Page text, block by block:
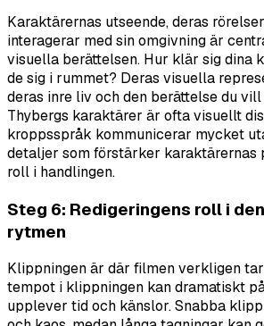
Karaktärernas utseende, deras
interagerar med sin omgivning är
visuella berättelsen. Hur klär sig dina
de sig i rummet? Deras visuella
deras inre liv och den berättelse du
Thybergs karaktärer är ofta visuellt
kroppsspråk kommunicerar mycket
detaljer som förstärker karaktärernas
roll i handlingen.
Steg 6: Redigeringens roll i
rytmen
Klippningen är där filmen verkligen
tempot i klippningen kan dramatiskt
upplever tid och känslor. Snabba